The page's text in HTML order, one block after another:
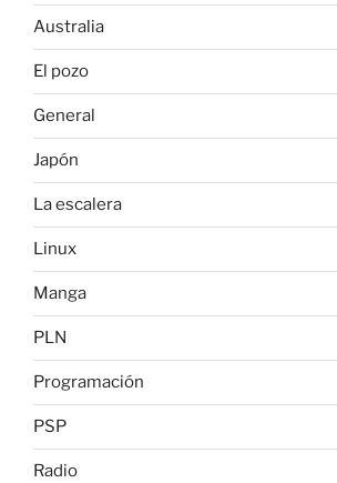
Australia
El pozo
General
Japón
La escalera
Linux
Manga
PLN
Programación
PSP
Radio